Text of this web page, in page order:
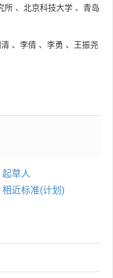
所 、 北京科技大学 、 青岛
、 李倩 、 李勇 、 王振尧
起草人
相近标准(计划)